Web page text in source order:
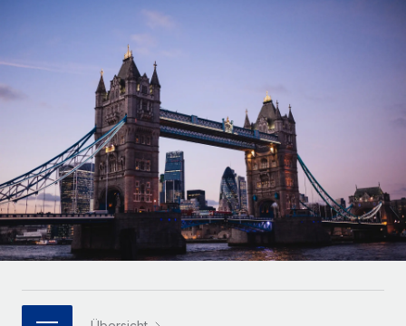
Auslagern von komplexen HR-Aufgaben
INFRASTRUKTUR
Remote Embedded
Nahtlose Integration der HR in bestehende Abläufe
Plattform
Integrierte HR-Kernfunktionen für dein Team
Verknüpfen Neu
Verknüpfung beliebiger KI-Tools mit Remote über unser
MCP
Integrationen
Prozessoptimierung mit unverzichtbaren Business-
Unternehmen
Mittelstand
Maßgeschneiderte HR-Lösungen, um Teams zu
vergrößern
Enterprise
Globale HR für Konzerne und Großunternehmen
PARTNER WERDEN
Flexible Einbettung von Global-HR-Funktionen in deine
Plattform
LERNEN MIT REMOTE
Forschung und Leitfäden
Fallstudien
HR-Glossar
Checklisten und Vorlagen
Bibliothek für Stellenbeschreibungen
Webinare
Português (Portugal)
日本語
한국어
中文（简体）